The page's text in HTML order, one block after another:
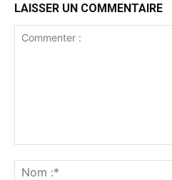
LAISSER UN COMMENTAIRE